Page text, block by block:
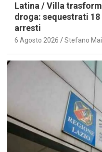
Latina / Villa
droga: sequestrati
arresti
6 Agosto 2026 Stefano